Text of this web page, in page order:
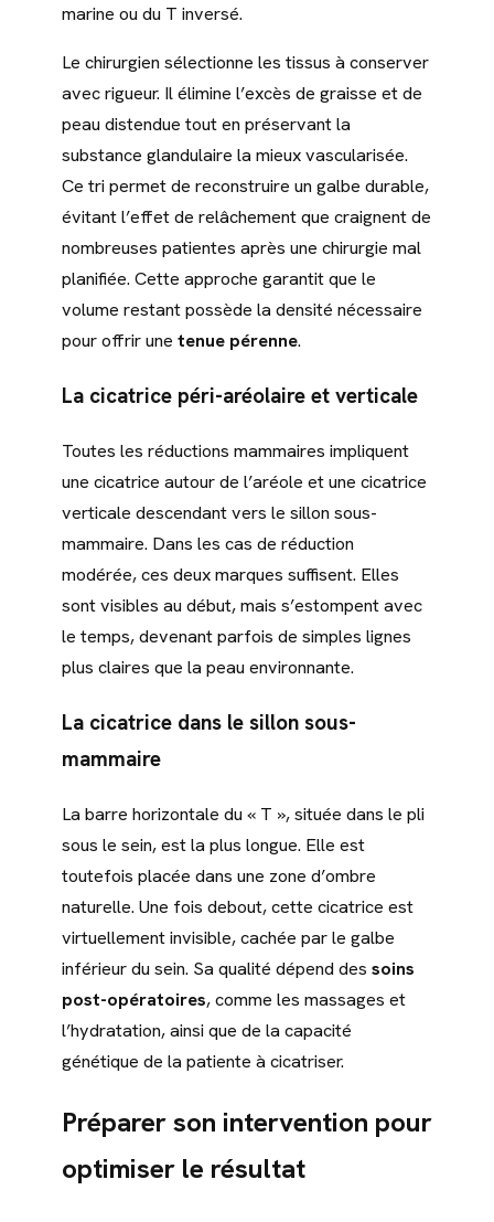
marine ou du T inversé.
Le chirurgien sélectionne les tissus à conserver
avec rigueur. Il élimine l’excès de graisse et de
peau distendue tout en préservant la
substance glandulaire la mieux vascularisée.
Ce tri permet de reconstruire un galbe durable,
évitant l’effet de relâchement que craignent de
nombreuses patientes après une chirurgie mal
planifiée. Cette approche garantit que le
volume restant possède la densité nécessaire
pour offrir une tenue pérenne.
La cicatrice péri-aréolaire et verticale
Toutes les réductions mammaires impliquent
une cicatrice autour de l’aréole et une cicatrice
verticale descendant vers le sillon sous-
mammaire. Dans les cas de réduction
modérée, ces deux marques suffisent. Elles
sont visibles au début, mais s’estompent avec
le temps, devenant parfois de simples lignes
plus claires que la peau environnante.
La cicatrice dans le sillon sous-
mammaire
La barre horizontale du « T », située dans le pli
sous le sein, est la plus longue. Elle est
toutefois placée dans une zone d’ombre
naturelle. Une fois debout, cette cicatrice est
virtuellement invisible, cachée par le galbe
inférieur du sein. Sa qualité dépend des soins
post-opératoires, comme les massages et
l’hydratation, ainsi que de la capacité
génétique de la patiente à cicatriser.
Préparer son intervention pour
optimiser le résultat